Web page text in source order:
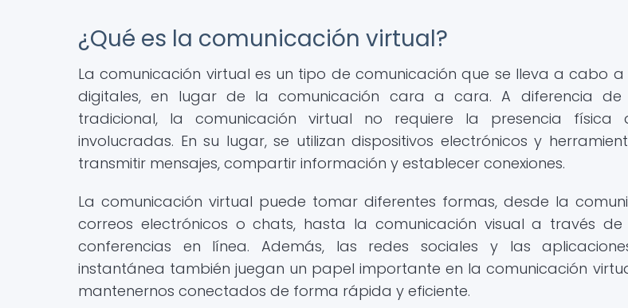
¿Qué es la comunicación virtual?
La comunicación virtual es un tipo de comunicación que se lleva a cabo
digitales, en lugar de la comunicación cara a cara. A diferencia de
tradicional, la comunicación virtual no requiere la presencia física
involucradas. En su lugar, se utilizan dispositivos electrónicos y
transmitir mensajes, compartir información y establecer conexiones.
La comunicación virtual puede tomar diferentes formas, desde la
correos electrónicos o chats, hasta la comunicación visual a través
conferencias en línea. Además, las redes sociales y las
instantánea también juegan un papel importante en la comunicación
mantenernos conectados de forma rápida y eficiente.